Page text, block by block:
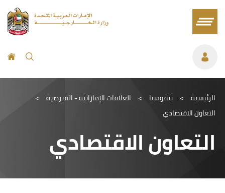
الرئيسية > نيقوسيا > العلاقات الإماراتية - القبرصية >
التعاون الاقتصادي
التعاون الاقتصادي